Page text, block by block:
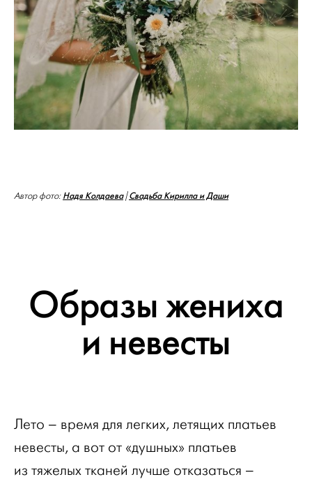
Автор фото: Надя Колдаева|Свадьба Кирилла и Даши
Образы жениха
и невесты
Лето – время для легких, летящих платьев
невесты, а вот от «душных» платьев
из тяжелых тканей лучше отказаться –